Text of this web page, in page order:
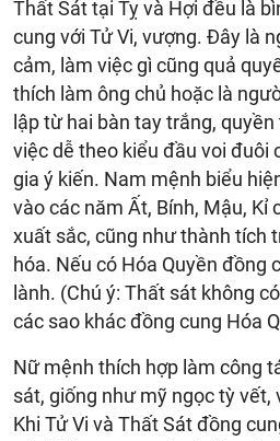
Thất Sát tại Tỵ và Hợi đều là
cung với Tử Vi, vượng. Đây là
cảm, làm việc gì cũng quả
thích làm ông chủ hoặc là
lập từ hai bàn tay trắng,
việc dễ theo kiểu đầu voi đuôi
gia ý kiến. Nam mệnh biểu
vào các năm Ất, Bính, Mậu, Kỉ
xuất sắc, cũng như thành tích
hóa. Nếu có Hóa Quyền đồng
lành. (Chú ý: Thất sát không
các sao khác đồng cung Hóa
Nữ mệnh thích hợp làm công
sát, giống như mỹ ngọc tỳ vết,
Khi Tử Vi và Thất Sát đồng